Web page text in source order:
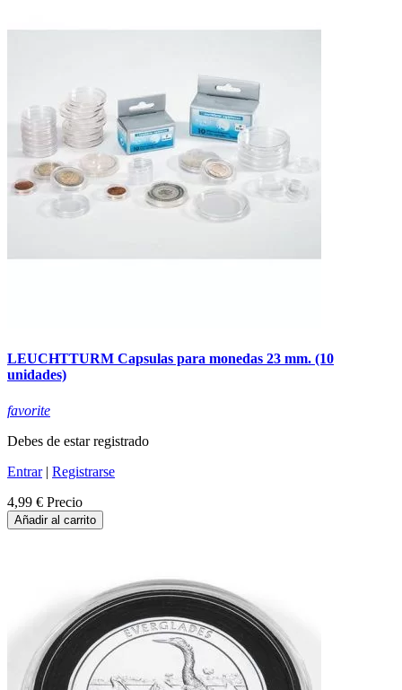
LEUCHTTURM Capsulas para monedas 23 mm. (10
unidades)
favorite
Debes de estar registrado
Entrar| Registrarse
4,99 € Precio
Añadir al carrito